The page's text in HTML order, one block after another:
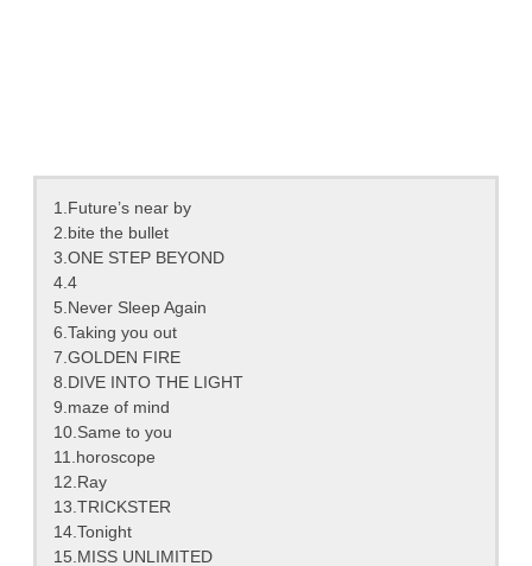
1.Future’s near by
2.bite the bullet
3.ONE STEP BEYOND
4.4
5.Never Sleep Again
6.Taking you out
7.GOLDEN FIRE
8.DIVE INTO THE LIGHT
9.maze of mind
10.Same to you
11.horoscope
12.Ray
13.TRICKSTER
14.Tonight
15.MISS UNLIMITED